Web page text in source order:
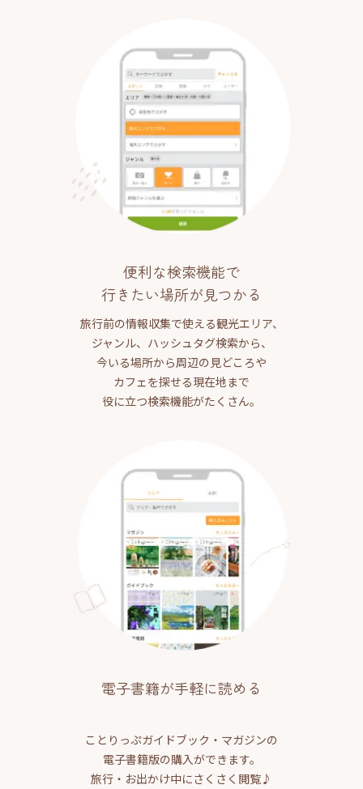
便利な検索機能で
行きたい場所が見つかる
旅行前の情報収集で使える観光エリア、
ジャンル、ハッシュタグ検索から、
今いる場所から周辺の見どころや
カフェを探せる現在地まで
役に立つ検索機能がたくさん。
電子書籍が手軽に読める
ことりっぷガイドブック・マガジンの
電子書籍版の購入ができます。
旅行・お出かけ中にさくさく閲覧♪